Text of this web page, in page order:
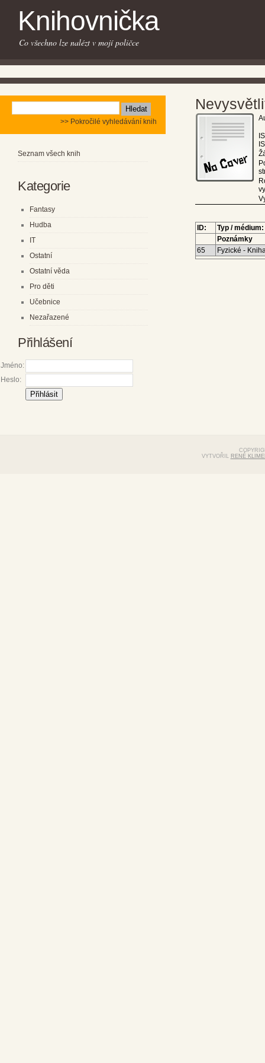
Knihovnička
Co všechno lze nalézt v mojí poličce
ID:
Typ / médium:
Poznámky
65
Fyzické -
>> Pokročilé vyhledávání knih
Seznam všech knih
Kategorie
Fantasy
Hudba
IT
Ostatní
Ostatní věda
Pro děti
Učebnice
Nezařazené
Přihlášení
Jméno:
Heslo:
VYTVOŘIL RENÉ